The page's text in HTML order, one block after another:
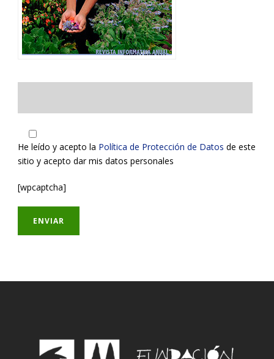
He leído y acepto la Política de Protección de Datos de este
sitio y acepto dar mis datos personales
[wpcaptcha]